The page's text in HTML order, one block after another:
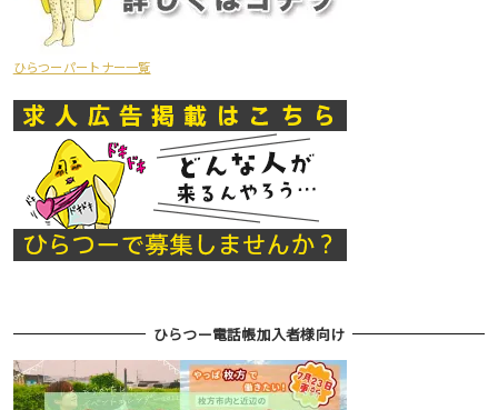
ひらつーパートナー一覧
ひらつー電話帳加入者様向け